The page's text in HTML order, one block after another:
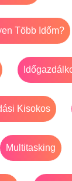
Több Időm?
Kisokos
Multitasking